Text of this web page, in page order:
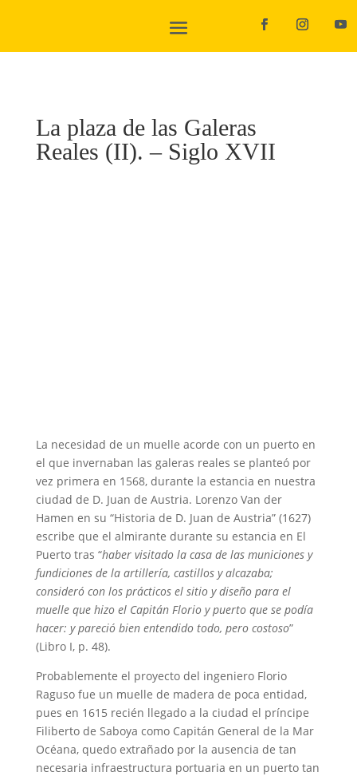
La plaza de las Galeras
Reales (II). – Siglo XVII
La necesidad de un muelle acorde con un puerto en
el que invernaban las galeras reales se planteó por
vez primera en 1568, durante la estancia en nuestra
ciudad de D. Juan de Austria. Lorenzo Van der
Hamen en su “Historia de D. Juan de Austria” (1627)
escribe que el almirante durante su estancia en El
Puerto tras “haber visitado la casa de las municiones y
fundiciones de la artillería, castillos y alcazaba;
consideró con los prácticos el sitio y diseño para el
muelle que hizo el Capitán Florio y puerto que se podía
hacer: y pareció bien entendido todo, pero costoso”
(Libro I, p. 48).
Probablemente el proyecto del ingeniero Florio
Raguso fue un muelle de madera de poca entidad,
pues en 1615 recién llegado a la ciudad el príncipe
Filiberto de Saboya como Capitán General de la Mar
Océana, quedo extrañado por la ausencia de tan
necesaria infraestructura portuaria en un puerto tan